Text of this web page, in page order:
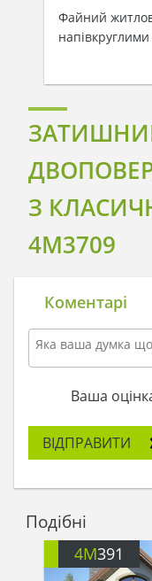
Файний
З
4M3709
Коментарі
Ваша
ВІДПРАВИТИ
Подібні
4M391